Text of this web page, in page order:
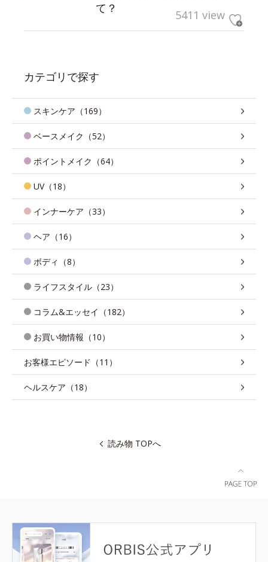
て？
5411 view
カテゴリで探す
スキンケア（169）
ベースメイク（52）
ポイントメイク（64）
UV（18）
インナーケア（33）
ヘア（16）
ボディ（8）
ライフスタイル（23）
コラム&エッセイ（182）
お買い物情報（10）
お客様エピソード（11）
ヘルスケア（18）
読み物 TOPへ